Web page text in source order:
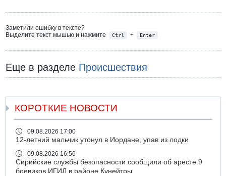
Заметили ошибку в тексте?
Выделите текст мышью и нажмите
Ctrl + Enter
Еще в разделе Происшествия
КОРОТКИЕ НОВОСТИ
09.08.2026 17:00
12-летний мальчик утонул в Иордане, упав из лодки
09.08.2026 16:56
Сирийские службы безопасности сообщили об аресте 9
боевиков ИГИЛ в районе Кунейтры